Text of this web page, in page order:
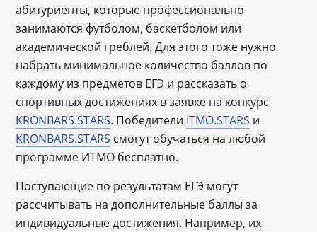
абитуриенты, которые профессионально
занимаются футболом, баскетболом или
академической греблей. Для этого тоже нужно
набрать минимальное количество баллов по
каждому из предметов ЕГЭ и рассказать о
спортивных достижениях в заявке на конкурс
KRONBARS.STARS. Победители ITMO.STARS и
KRONBARS.STARS смогут обучаться на любой
программе ИТМО бесплатно.
Поступающие по результатам ЕГЭ могут
рассчитывать на дополнительные баллы за
индивидуальные достижения. Например, их